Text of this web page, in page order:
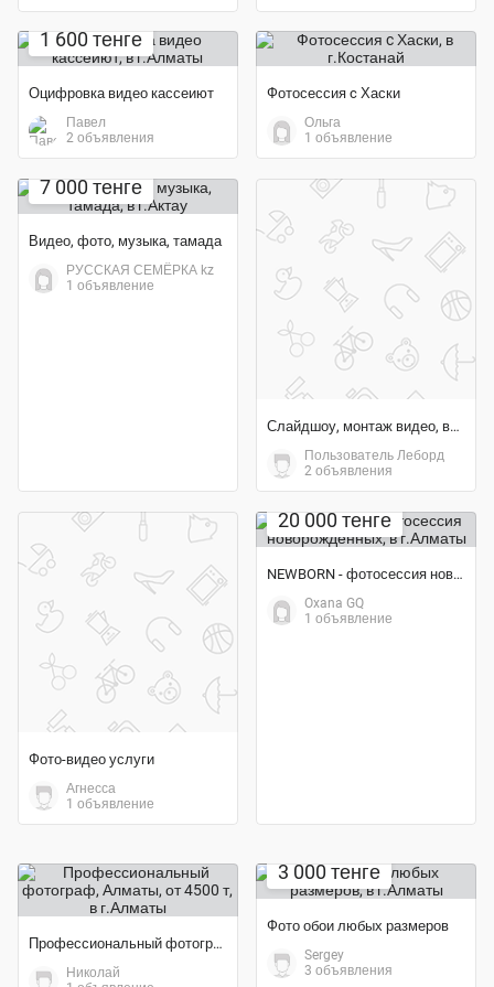
1 600 тенге
Оцифровка видео кассеиют
Павел
2 объявления
Фотосессия c Хаски
Ольга
1 объявление
7 000 тенге
Видео, фото, музыка, тамада
РУССКАЯ СЕМЁРКА kz
1 объявление
Слайдшоу, монтаж видео, видео поздравления, видеоприглашение
Пользователь Леборд
2 объявления
Фото-видео услуги
Агнесса
1 объявление
20 000 тенге
NEWBORN - фотосессия новорожденных
Oxana GQ
1 объявление
Профессиональный фотограф, Алматы, от 4500 т
Николай
3 000 тенге
Фото обои любых размеров
Sergey
3 объявления